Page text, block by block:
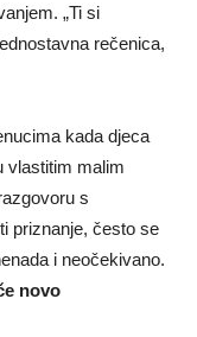
„Ti si
rečenica,
kada djeca
vlastitim malim
s
priznanje, često se
i neočekivano.
novo